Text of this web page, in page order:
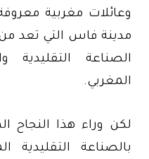
وعائلات مغربية
مدينة فاس التي تعد
الصناعة التقليدية
المغربي.
لكن وراء هذا
بالصناعة التقليدية